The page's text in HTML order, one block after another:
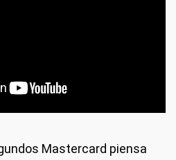
Mastercard piensa